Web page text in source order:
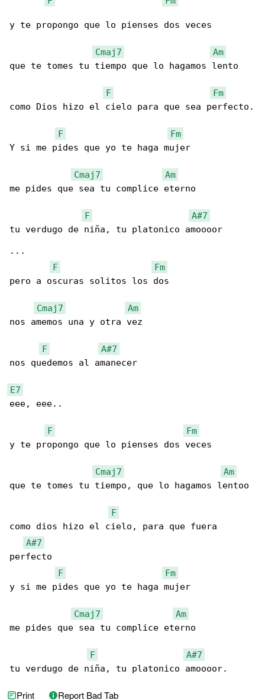
y te propongo que lo pienses dos veces
Cmaj7
Am
que te tomes tu tiempo que lo hagamos lento
F
Fm
como Dios hizo el cielo para que sea perfecto.
F
Fm
Y si me pides que yo te haga mujer
Cmaj7
Am
me pides que sea tu complice eterno
F
A#7
tu verdugo de niña, tu platonico amoooor
...
F
Fm
pero a oscuras solitos los dos
Cmaj7
Am
nos amemos una y otra vez
F
A#7
nos quedemos al amanecer
E7
eee, eee..
F
Fm
y te propongo que lo pienses dos veces
Cmaj7
Am
que te tomes tu tiempo, que lo hagamos lentoo
F
como dios hizo el cielo, para que fuera
A#7
perfecto
F
Fm
y si me pides que yo te haga mujer
Cmaj7
Am
me pides que sea tu complice eterno
F
A#7
tu verdugo de niña, tu platonico amoooor.
Print Report Bad Tab